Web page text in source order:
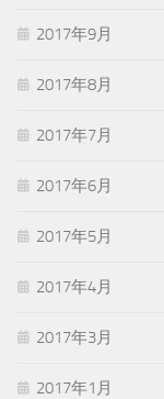
2017年9月
2017年8月
2017年7月
2017年6月
2017年5月
2017年4月
2017年3月
2017年1月